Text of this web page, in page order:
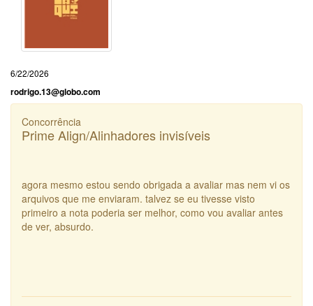
6/22/2026
rodrigo.13@globo.com
Concorrência
Prime Align/Alinhadores invisíveis
agora mesmo estou sendo obrigada a avaliar mas nem vi os
arquivos que me enviaram. talvez se eu tivesse visto
primeiro a nota poderia ser melhor, como vou avaliar antes
de ver, absurdo.